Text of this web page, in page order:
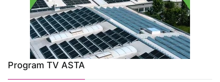
Program TV ASTA